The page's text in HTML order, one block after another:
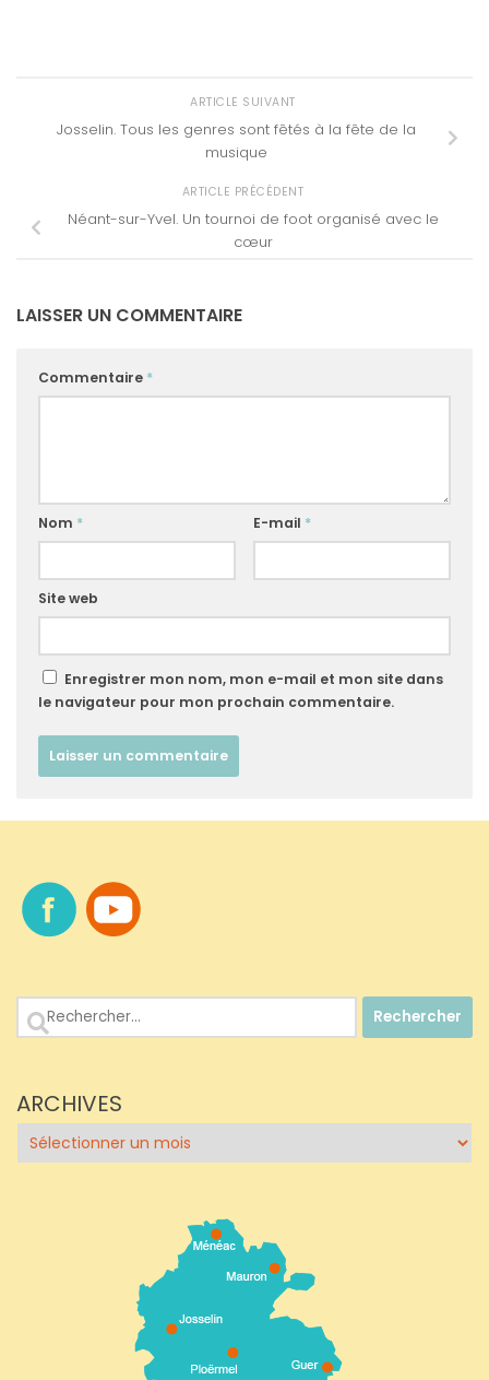
ARTICLE SUIVANT
Josselin. Tous les genres sont fêtés à la fête de la
musique
ARTICLE PRÉCÉDENT
Néant-sur-Yvel. Un tournoi de foot organisé avec le
cœur
LAISSER UN COMMENTAIRE
Commentaire *
Nom * E-mail *
Site web
Enregistrer mon nom, mon e-mail et mon site dans
le navigateur pour mon prochain commentaire.
Rechercher :
ARCHIVES
Archives